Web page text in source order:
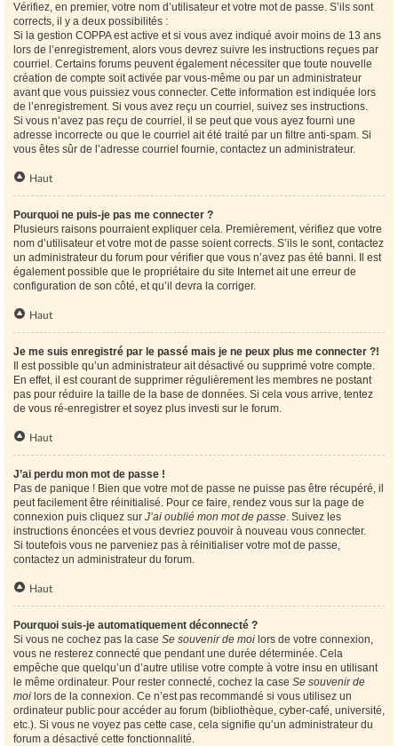
Vérifiez, en premier, votre nom d’utilisateur et votre mot de passe. S’ils sont
corrects, il y a deux possibilités :
Si la gestion COPPA est active et si vous avez indiqué avoir moins de 13 ans
lors de l’enregistrement, alors vous devrez suivre les instructions reçues par
courriel. Certains forums peuvent également nécessiter que toute nouvelle
création de compte soit activée par vous-même ou par un administrateur
avant que vous puissiez vous connecter. Cette information est indiquée lors
de l’enregistrement. Si vous avez reçu un courriel, suivez ses instructions.
Si vous n’avez pas reçu de courriel, il se peut que vous ayez fourni une
adresse incorrecte ou que le courriel ait été traité par un filtre anti-spam. Si
vous êtes sûr de l’adresse courriel fournie, contactez un administrateur.
Haut
Pourquoi ne puis-je pas me connecter ?
Plusieurs raisons pourraient expliquer cela. Premièrement, vérifiez que votre
nom d’utilisateur et votre mot de passe soient corrects. S’ils le sont, contactez
un administrateur du forum pour vérifier que vous n’avez pas été banni. Il est
également possible que le propriétaire du site Internet ait une erreur de
configuration de son côté, et qu’il devra la corriger.
Haut
Je me suis enregistré par le passé mais je ne peux plus me connecter ?!
Il est possible qu’un administrateur ait désactivé ou supprimé votre compte.
En effet, il est courant de supprimer régulièrement les membres ne postant
pas pour réduire la taille de la base de données. Si cela vous arrive, tentez
de vous ré-enregistrer et soyez plus investi sur le forum.
Haut
J’ai perdu mon mot de passe !
Pas de panique ! Bien que votre mot de passe ne puisse pas être récupéré, il
peut facilement être réinitialisé. Pour ce faire, rendez vous sur la page de
connexion puis cliquez sur J’ai oublié mon mot de passe. Suivez les
instructions énoncées et vous devriez pouvoir à nouveau vous connecter.
Si toutefois vous ne parveniez pas à réinitialiser votre mot de passe,
contactez un administrateur du forum.
Haut
Pourquoi suis-je automatiquement déconnecté ?
Si vous ne cochez pas la case Se souvenir de moi lors de votre connexion,
vous ne resterez connecté que pendant une durée déterminée. Cela
empêche que quelqu’un d’autre utilise votre compte à votre insu en utilisant
le même ordinateur. Pour rester connecté, cochez la case Se souvenir de
moi lors de la connexion. Ce n’est pas recommandé si vous utilisez un
ordinateur public pour accéder au forum (bibliothèque, cyber-café, université,
etc.). Si vous ne voyez pas cette case, cela signifie qu’un administrateur du
forum a désactivé cette fonctionnalité.